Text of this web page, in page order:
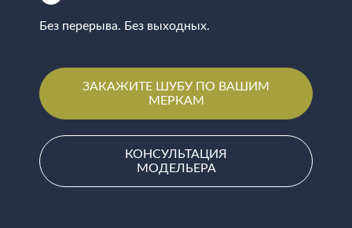
Без перерыва. Без выходных.
ЗАКАЖИТЕ ШУБУ ПО ВАШИМ
МЕРКАМ
КОНСУЛЬТАЦИЯ
МОДЕЛЬЕРА